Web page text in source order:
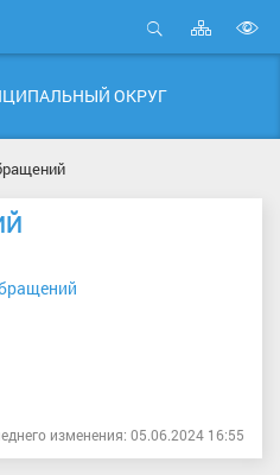
Открыть
Карта
сайта
ОКРУГ
изменения: 05.06.2024 16:55